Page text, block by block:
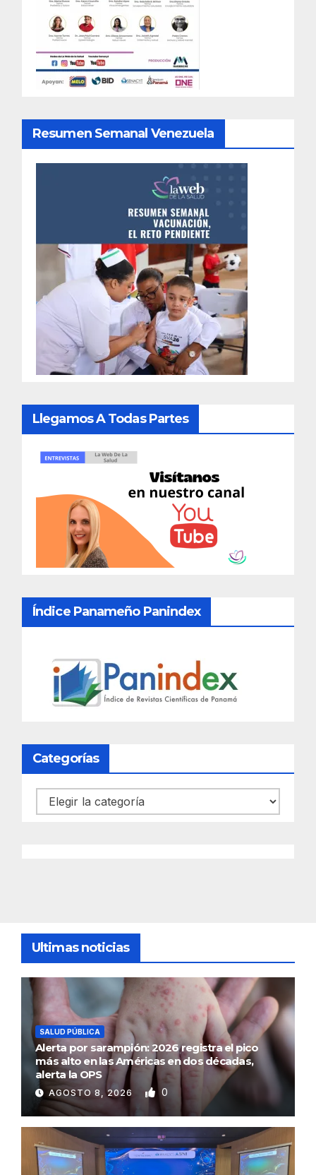
Resumen Semanal Venezuela
Llegamos A Todas Partes
Índice Panameño Panindex
Categorías
Categorías
Ultimas noticias
SALUD PÚBLICA
Alerta por sarampión: 2026 registra el pico
más alto en las Américas en dos décadas,
alerta la OPS
AGOSTO 8, 2026 0